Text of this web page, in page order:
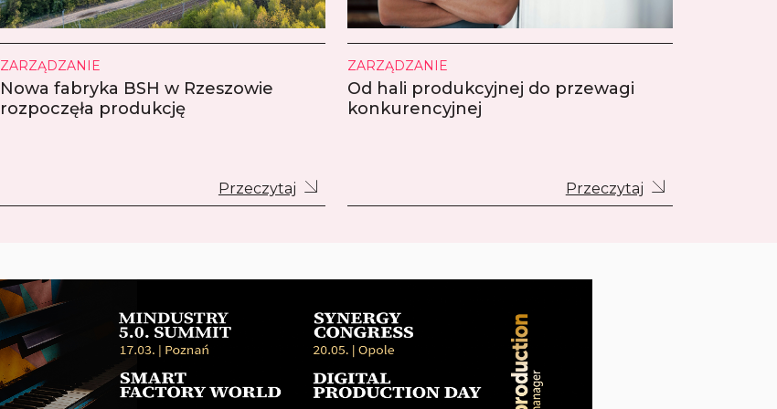
ZARZĄDZANIE
Nowa fabryka BSH w Rzeszowie
rozpoczęła produkcję
Przeczytaj
ZARZĄDZANIE
Od hali produkcyjnej do przewagi
konkurencyjnej
Przeczytaj